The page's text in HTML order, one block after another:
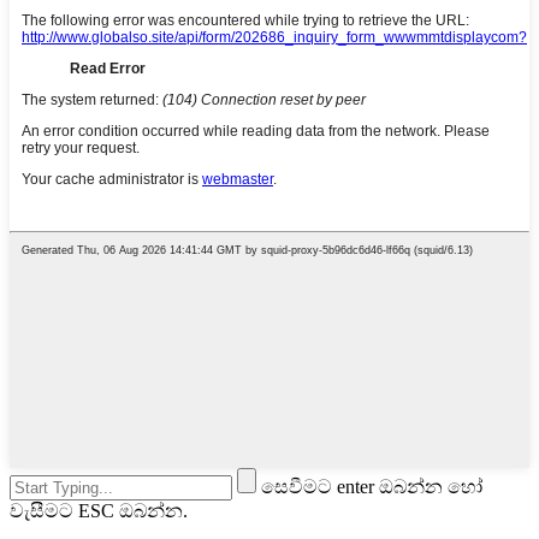
සෙවීමට enter ඔබන්න හෝ
වැසීමට ESC ඔබන්න.